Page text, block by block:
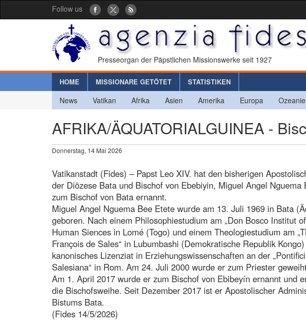
Follow us
Presseorgan der Päpstlichen Missionswerke seit 1927
HOME MISSIONARE GETÖTET STATISTIKEN
News Vatikan Afrika Asien Amerika Europa
AFRIKA/ÄQUATORIALGUINEA -
Donnerstag, 14 Mai 2026
Vatikanstadt (Fides) – Papst Leo XIV. hat den bisherigen
der Diözese Bata und Bischof von Ebebiyin, Miguel Angel Nguema
zum Bischof von Bata ernannt.
Miguel Angel Nguema Bee Etete wurde am 13. Juli 1969 in Bata
geboren. Nach einem Philosophiestudium am „Don Bosco Institut
Human Siences in Lomé (Togo) und einem Theologiestudium am
François de Sales“ in Lubumbashi (Demokratische Republik
kanonisches Lizenziat in Erziehungswissenschaften an der
Salesiana“ in Rom. Am 24. Juli 2000 wurde er zum Priester
Am 1. April 2017 wurde er zum Bischof von Ebibeyín ernannt und
die Bischofsweihe. Seit Dezember 2017 ist er Apostolischer
Bistums Bata.
(Fides 14/5/2026)